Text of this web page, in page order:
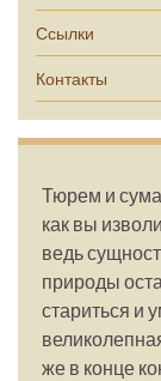
Ссылки
Контакты
Тюрем и
как вы
ведь
природы
стариться и
же в конце